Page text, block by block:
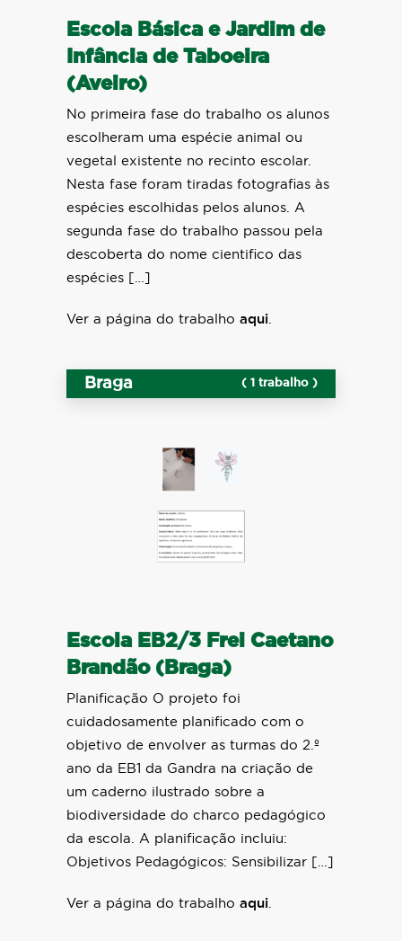
Escola Básica e Jardim de
Infância de Taboeira
(Aveiro)
No primeira fase do trabalho os alunos
escolheram uma espécie animal ou
vegetal existente no recinto escolar.
Nesta fase foram tiradas fotografias às
espécies escolhidas pelos alunos. A
segunda fase do trabalho passou pela
descoberta do nome cientifico das
espécies […]
Ver a página do trabalho aqui
Braga ( 1 trabalho )
Escola EB2/3 Frei Caetano
Brandão (Braga)
Planificação O projeto foi
cuidadosamente planificado com o
objetivo de envolver as turmas do 2.º
ano da EB1 da Gandra na criação de
um caderno ilustrado sobre a
biodiversidade do charco pedagógico
da escola. A planificação incluiu:
Objetivos Pedagógicos: Sensibilizar […]
Ver a página do trabalho aqui.